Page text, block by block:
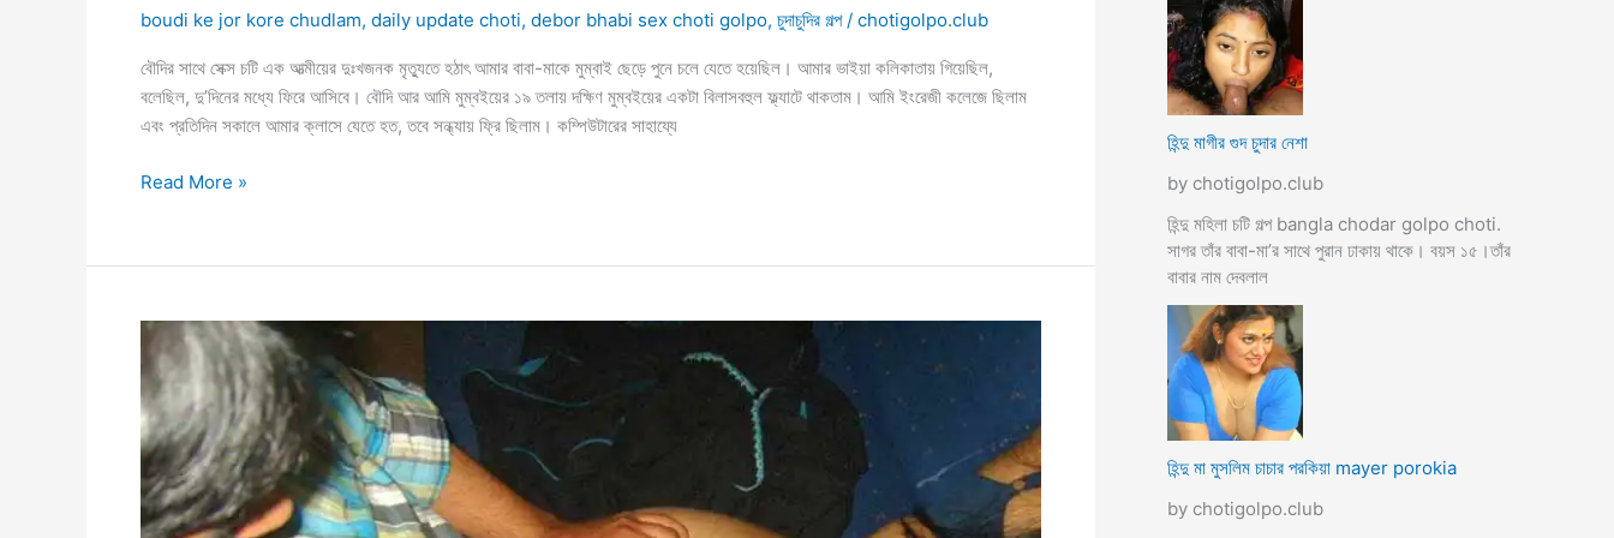
boudi ke jor kore chudlam, daily update choti, debor bhabi sex choti golpo, চুদাচুদির গল্প/ chotigolpo.club
বৌদির সাথে সেক্স চটি এক আত্মীয়ের দুঃখজনক মৃত্যুতে হঠাৎ আমার বাবা-মাকে মুম্বাই ছেড়ে পুনে চলে যেতে হয়েছিল। আমার ভাইয়া কলিকাতায় গিয়েছিল,
বলেছিল, দু’দিনের মধ্যে ফিরে আসিবে। বৌদি আর আমি মুম্বইয়ের ১৯ তলায় দক্ষিণ মুম্বইয়ের একটা বিলাসবহুল ফ্ল্যাটে থাকতাম। আমি ইংরেজী কলেজে ছিলাম
এবং প্রতিদিন সকালে আমার ক্লাসে যেতে হত, তবে সন্ধ্যায় ফ্রি ছিলাম। কম্পিউটারের সাহায্যে
পোয়াতি
আমি
চুদতাম
Read More »
হিন্দু মাগীর গুদ চুদার নেশা
by chotigolpo.club
হিন্দু মহিলা চটি গল্প bangla chodar golpo choti.
সাগর তাঁর বাবা-মা’র সাথে পুরান ঢাকায় থাকে। বয়স ১৫।তাঁর
বাবার নাম দেবলাল
হিন্দু মা মুসলিম চাচার পরকিয়া mayer porokia
by chotigolpo.club